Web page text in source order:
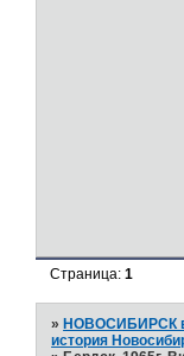
Страница:1
» НОВОСИБИРСК в
история